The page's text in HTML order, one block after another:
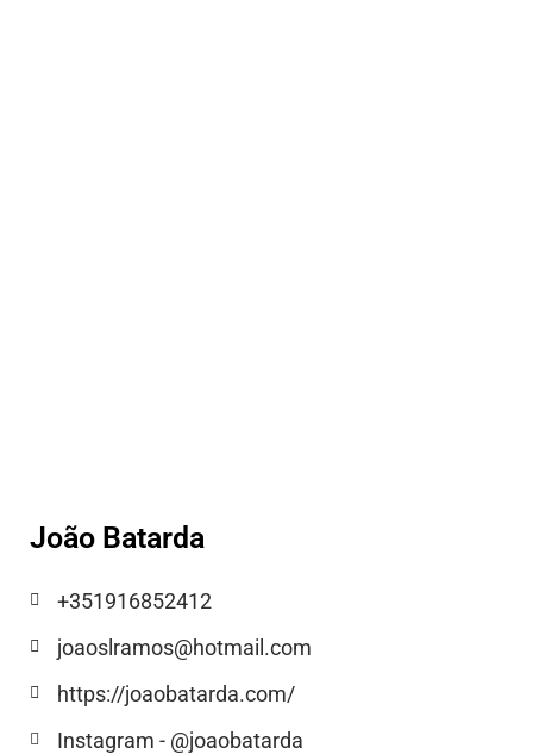
João Batarda
+351916852412
joaoslramos@hotmail.com
https://joaobatarda.com/
Instagram - @joaobatarda